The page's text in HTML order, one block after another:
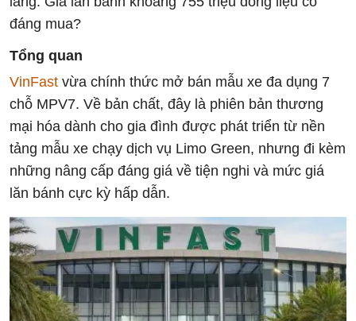
đáng mua?
Tổng quan
VinFast vừa chính thức mở bán mẫu xe đa dụng 7
chỗ MPV7. Về bản chất, đây là phiên bản thương
mại hóa dành cho gia đình được phát triển từ nền
tảng mẫu xe chạy dịch vụ Limo Green, nhưng đi kèm
những nâng cấp đáng giá về tiện nghi và mức giá
lăn bánh cực kỳ hấp dẫn.